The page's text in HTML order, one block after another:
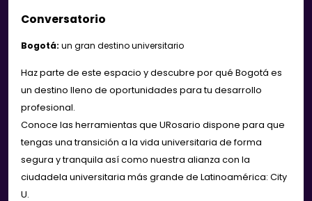
Conversatorio
Bogotá: un gran destino universitario
Haz parte de este espacio y descubre por qué Bogotá es
un destino lleno de oportunidades para tu desarrollo
profesional.
Conoce las herramientas que URosario dispone para que
tengas una transición a la vida universitaria de forma
segura y tranquila así como nuestra alianza con la
ciudadela universitaria más grande de Latinoamérica: City
U.